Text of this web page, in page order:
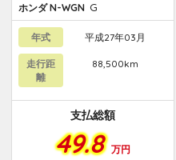
ホンダ N-WGN G
年式 平成27年03月
走行距
離
88,500km
支払総額
49.8 万円